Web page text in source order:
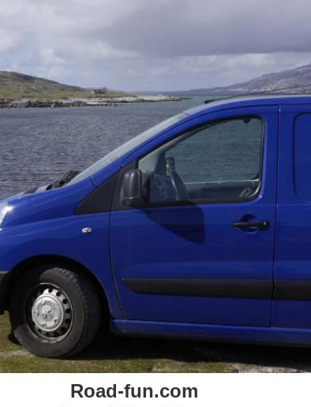
Road-fun.com